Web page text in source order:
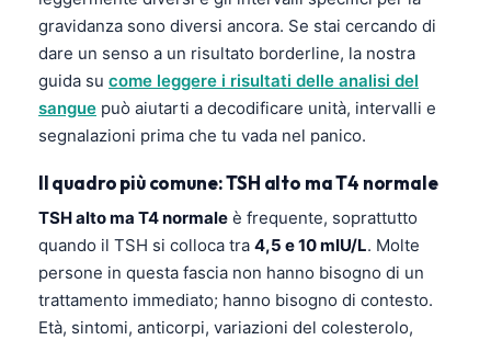
gravidanza sono diversi ancora. Se stai cercando di
dare un senso a un risultato borderline, la nostra
guida su come leggere i risultati delle analisi del
sangue può aiutarti a decodificare unità, intervalli e
segnalazioni prima che tu vada nel panico.
Il quadro più comune: TSH alto ma T4 normale
TSH alto ma T4 normale è frequente, soprattutto
quando il TSH si colloca tra 4,5 e 10 mIU/L. Molte
persone in questa fascia non hanno bisogno di un
trattamento immediato; hanno bisogno di contesto.
Età, sintomi, anticorpi, variazioni del colesterolo,